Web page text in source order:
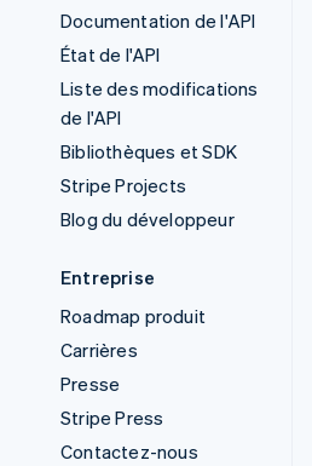
Documentation de l'API
État de l'API
Liste des modifications
de l'API
Bibliothèques et SDK
Stripe Projects
Blog du développeur
Entreprise
Roadmap produit
Carrières
Presse
Stripe Press
Contactez-nous